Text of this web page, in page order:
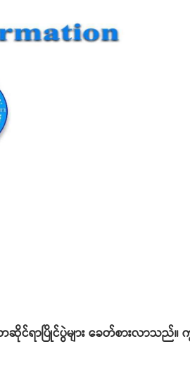
င်ရာပြိုင်ပွဲများ ခေတ်စားလာသ